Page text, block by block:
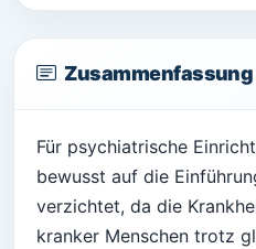
Zusammenfassung
Für psychiatrische
bewusst auf die
verzichtet, da die
kranker Menschen trotz